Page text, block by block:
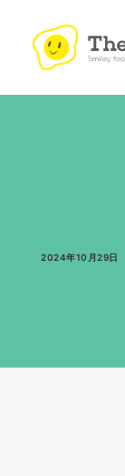
Search
2024年10月29日